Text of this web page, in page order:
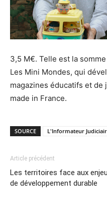
3,5 M€. Telle est la
Les Mini Mondes, qui
magazines éducatifs et de
made in France.
SOURCE L'Informateur
Article précédent
Les territoires face aux
de développement durable